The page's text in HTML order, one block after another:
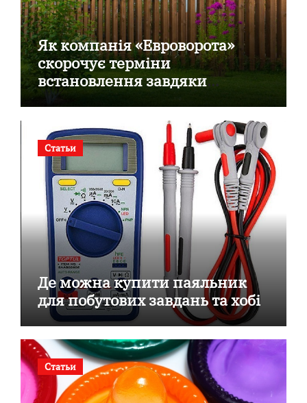
Як компанія «Евроворота»
скорочує терміни
встановлення завдяки
готовим секційним воротам
Статьи
Де можна купити паяльник
для побутових завдань та хобі
Статьи